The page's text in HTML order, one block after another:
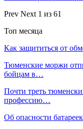
Prev Next 1 из 61
Топ месяца
Как защититься от
Тюменские моржи
бойцам в…
Почти треть
профессию…
Об опасности